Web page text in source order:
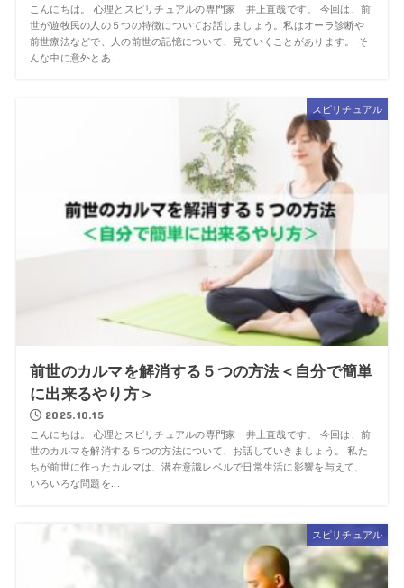
こんにちは。 心理とスピリチュアルの専門家 井上直哉です。 今回は、前
世が遊牧民の人の５つの特徴についてお話しましょう。私はオーラ診断や
前世療法などで、人の前世の記憶について、見ていくことがあります。 そ
んな中に意外とあ...
スピリチュアル
前世のカルマを解消する５つの方法＜自分で簡単
に出来るやり方＞
2025.10.15
こんにちは。 心理とスピリチュアルの専門家 井上直哉です。 今回は、前
世のカルマを解消する５つの方法について、お話していきましょう。 私た
ちが前世に作ったカルマは、潜在意識レベルで日常生活に影響を与えて、
いろいろな問題を...
スピリチュアル